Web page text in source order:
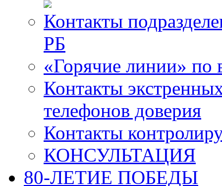
Контакты
РБ
«Горячие линии» по
Контакты
телефонов доверия
Контакты
КОНСУЛЬТАЦИЯ
80-ЛЕТИЕ ПОБЕДЫ